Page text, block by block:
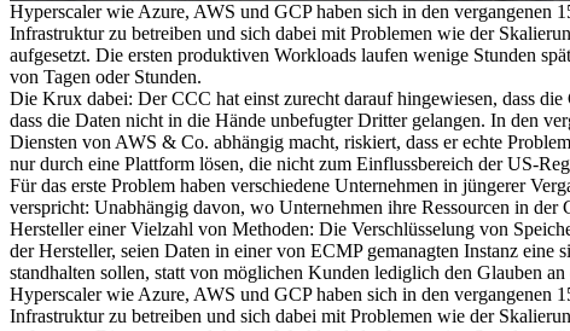
Hyperscaler wie Azure, AWS und GCP haben sich in den vergangenen
Infrastruktur zu betreiben und sich dabei mit Problemen wie der
aufgesetzt. Die ersten produktiven Workloads laufen wenige Stunden
von Tagen oder Stunden.
Die Krux dabei: Der CCC hat einst zurecht darauf hingewiesen, dass
dass die Daten nicht in die Hände unbefugter Dritter gelangen. In den
Diensten von AWS & Co. abhängig macht, riskiert, dass er echte
nur durch eine Plattform lösen, die nicht zum Einflussbereich der US-
Für das erste Problem haben verschiedene Unternehmen in jüngerer
verspricht: Unabhängig davon, wo Unternehmen ihre Ressourcen in
Hersteller einer Vielzahl von Methoden: Die Verschlüsselung von
der Hersteller, seien Daten in einer von ECMP gemanagten Instanz
standhalten sollen, statt von möglichen Kunden lediglich den Glauben
Hyperscaler wie Azure, AWS und GCP haben sich in den vergangenen
Infrastruktur zu betreiben und sich dabei mit Problemen wie der